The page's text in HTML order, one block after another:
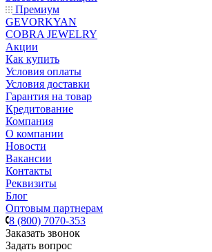
Премиум
GEVORKYAN
COBRA JEWELRY
Акции
Как купить
Условия оплаты
Условия доставки
Гарантия на товар
Кредитование
Компания
О компании
Новости
Вакансии
Контакты
Реквизиты
Блог
Оптовым партнерам
8 (800) 7070-353
Заказать звонок
Задать вопрос